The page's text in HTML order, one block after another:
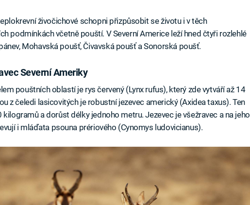
živočichové schopni přizpůsobit se životu i v těch
podmínkách včetně pouští. V Severní Americe leží hned čtyři rozlehlé
Mohavská poušť, Čivavská poušť a Sonorská poušť.
Severní Ameriky
pouštních oblastí je rys červený (Lynx rufus), který zde vytváří až 14
z čeledi lasicovitých je robustní jezevec americký (Axidea taxus). Ten
kilogramů a dorůst délky jednoho metru. Jezevec je všežravec a na jeho
i mláďata psouna prériového (Cynomys ludovicianus).